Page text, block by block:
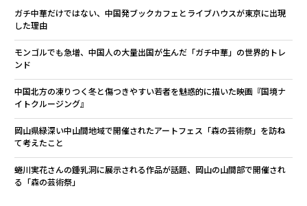
ガチ中華だけではない、中国発ブックカフェとライブハウスが東京に出現
した理由
モンゴルでも急増、中国人の大量出国が生んだ「ガチ中華」の世界的トレ
ンド
中国北方の凍りつく冬と傷つきやすい若者を魅惑的に描いた映画『国境ナ
イトクルージング』
岡山県緑深い中山間地域で開催されたアートフェス「森の芸術祭」を訪ね
て考えたこと
蜷川実花さんの鍾乳洞に展示される作品が話題、岡山の山間部で開催され
る「森の芸術祭」